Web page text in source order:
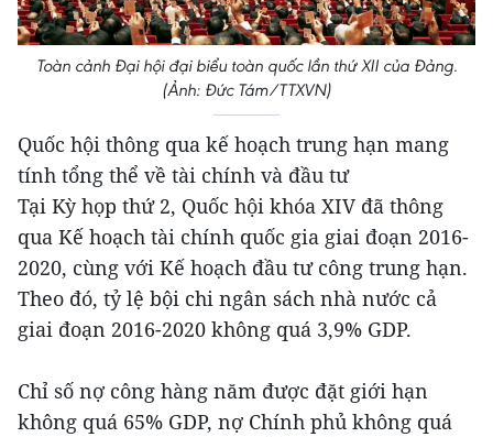
Toàn cảnh Đại hội đại biểu toàn quốc lần thứ XII của Đảng.
(Ảnh: Đức Tám/TTXVN)
Quốc hội thông qua kế hoạch trung hạn mang
tính tổng thể về tài chính và đầu tư
Tại Kỳ họp thứ 2, Quốc hội khóa XIV đã thông
qua Kế hoạch tài chính quốc gia giai đoạn 2016-
2020, cùng với Kế hoạch đầu tư công trung hạn.
Theo đó, tỷ lệ bội chi ngân sách nhà nước cả
giai đoạn 2016-2020 không quá 3,9% GDP.
Chỉ số nợ công hàng năm được đặt giới hạn
không quá 65% GDP, nợ Chính phủ không quá